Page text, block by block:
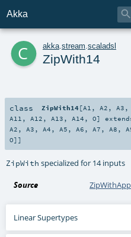
Akka 
c akka stream scaladsl
ZipWith14
class ZipWith14[A1 , A2 , A3 ,
A11 , A12 , A13 , A14 , O]
A2 , A3 , A4 , A5 , A6 , A7 , A8 ,
O]]
ZipWith specialized for 14 inputs
Source
Linear Supertypes